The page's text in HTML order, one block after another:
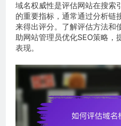
域名权威性是评估网站在搜索
的重要指标，通常通过分析链
来得出评分。了解评估方法和
助网站管理员优化SEO策略，
表现。